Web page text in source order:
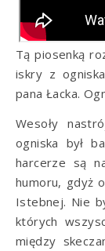
Tą piosenką
iskry z
pana Łacka.
Wesoły
ogniska był
harcerze są
humoru, gdyż
Istebnej. Nie
których
między